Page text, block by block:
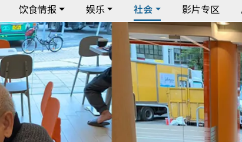
饮食情报 娱乐 社会 影片专区